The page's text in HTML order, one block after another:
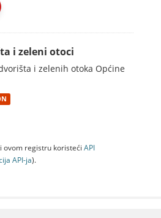
i zeleni otoci
i zelenih otoka Općine
ovom registru koristeći API
API-jа).